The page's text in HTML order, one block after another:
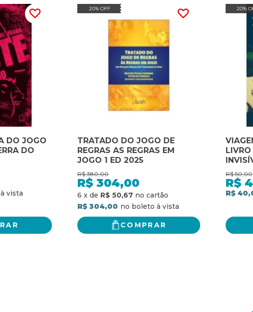
DO JOGO
DO
20% OFF
TRATADO DO JOGO DE
REGRAS AS REGRAS EM
JOGO 1 ED 2025
R$ 380,00
R$ 304,00
6 x de R$ 50,67
R$ 304,00
COMPRAR
20%
R$ 50,00
R$
R$